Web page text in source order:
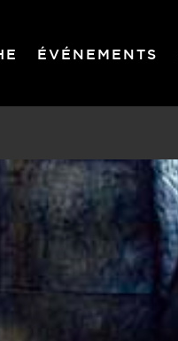
ÉVÉNEMENTS